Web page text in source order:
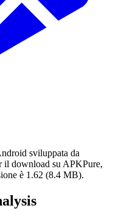
sviluppata da
il download su APKPure,
è 1.62 (8.4 MB).